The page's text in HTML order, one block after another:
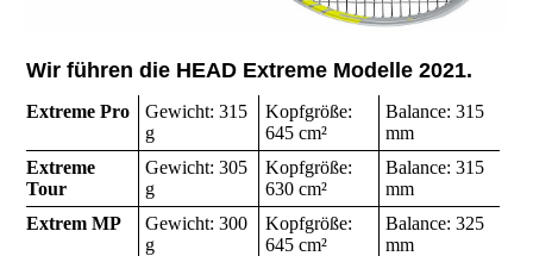
Wir führen die HEAD Extreme Modelle 2021.
Extreme Pro
Gewicht: 315
g
Kopfgröße:
645 cm²
Balance: 315
mm
Extreme
Tour
Gewicht: 305
g
Kopfgröße:
630 cm²
Balance: 315
mm
Extrem MP
Gewicht: 300
g
Kopfgröße:
645 cm²
Balance: 325
mm